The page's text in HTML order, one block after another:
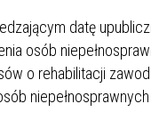
datę
osób
o rehabilitacji